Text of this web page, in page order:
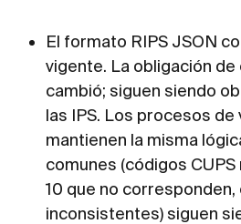
El formato RIPS JSON
vigente. La obligación de
cambió; siguen siendo
las IPS. Los procesos de
mantienen la misma
comunes (códigos
10 que no corresponden,
inconsistentes) siguen